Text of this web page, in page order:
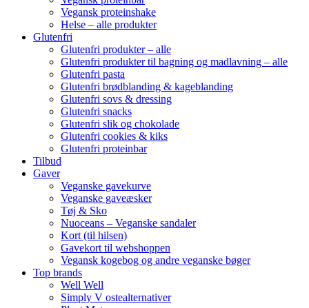
Vegansk proteinshake
Helse – alle produkter
Glutenfri
Glutenfri produkter – alle
Glutenfri produkter til bagning og madlavning – alle
Glutenfri pasta
Glutenfri brødblanding & kageblanding
Glutenfri sovs & dressing
Glutenfri snacks
Glutenfri slik og chokolade
Glutenfri cookies & kiks
Glutenfri proteinbar
Tilbud
Gaver
Veganske gavekurve
Veganske gaveæsker
Tøj & Sko
Nuoceans – Veganske sandaler
Kort (til hilsen)
Gavekort til webshoppen
Vegansk kogebog og andre veganske bøger
Top brands
Well Well
Simply V ostealternativer